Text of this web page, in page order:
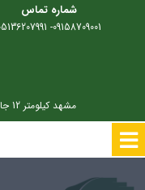
شماره تماس
09158709001- 05136207991
مشهد کیلومتر 12 جاده فریمان مجتمع شهید خبیری پلاک B7